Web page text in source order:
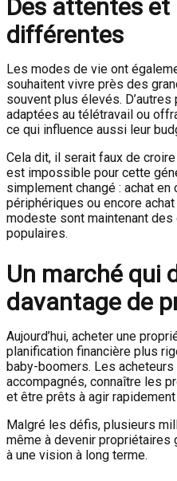
Des attentes
différentes
Les modes de vie ont
souhaitent vivre près des
souvent plus élevés.
adaptées au télétravail ou
ce qui influence aussi leur
Cela dit, il serait faux de
est impossible pour cette
simplement changé : achat
périphériques ou encore
modeste sont maintenant
populaires.
Un marché qui
davantage de
Aujourd’hui, acheter une
planification financière plus
baby-boomers. Les
accompagnés, connaître les
et être prêts à agir
Malgré les défis, plusieurs
même à devenir propriétaires
à une vision à long terme.